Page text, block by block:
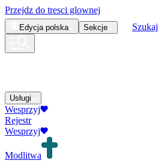
Przejdz do tresci glownej
Edycja polska Sekcje Szukaj
Usługi
Wesprzyj
Rejestr
Wesprzyj
Modlitwa